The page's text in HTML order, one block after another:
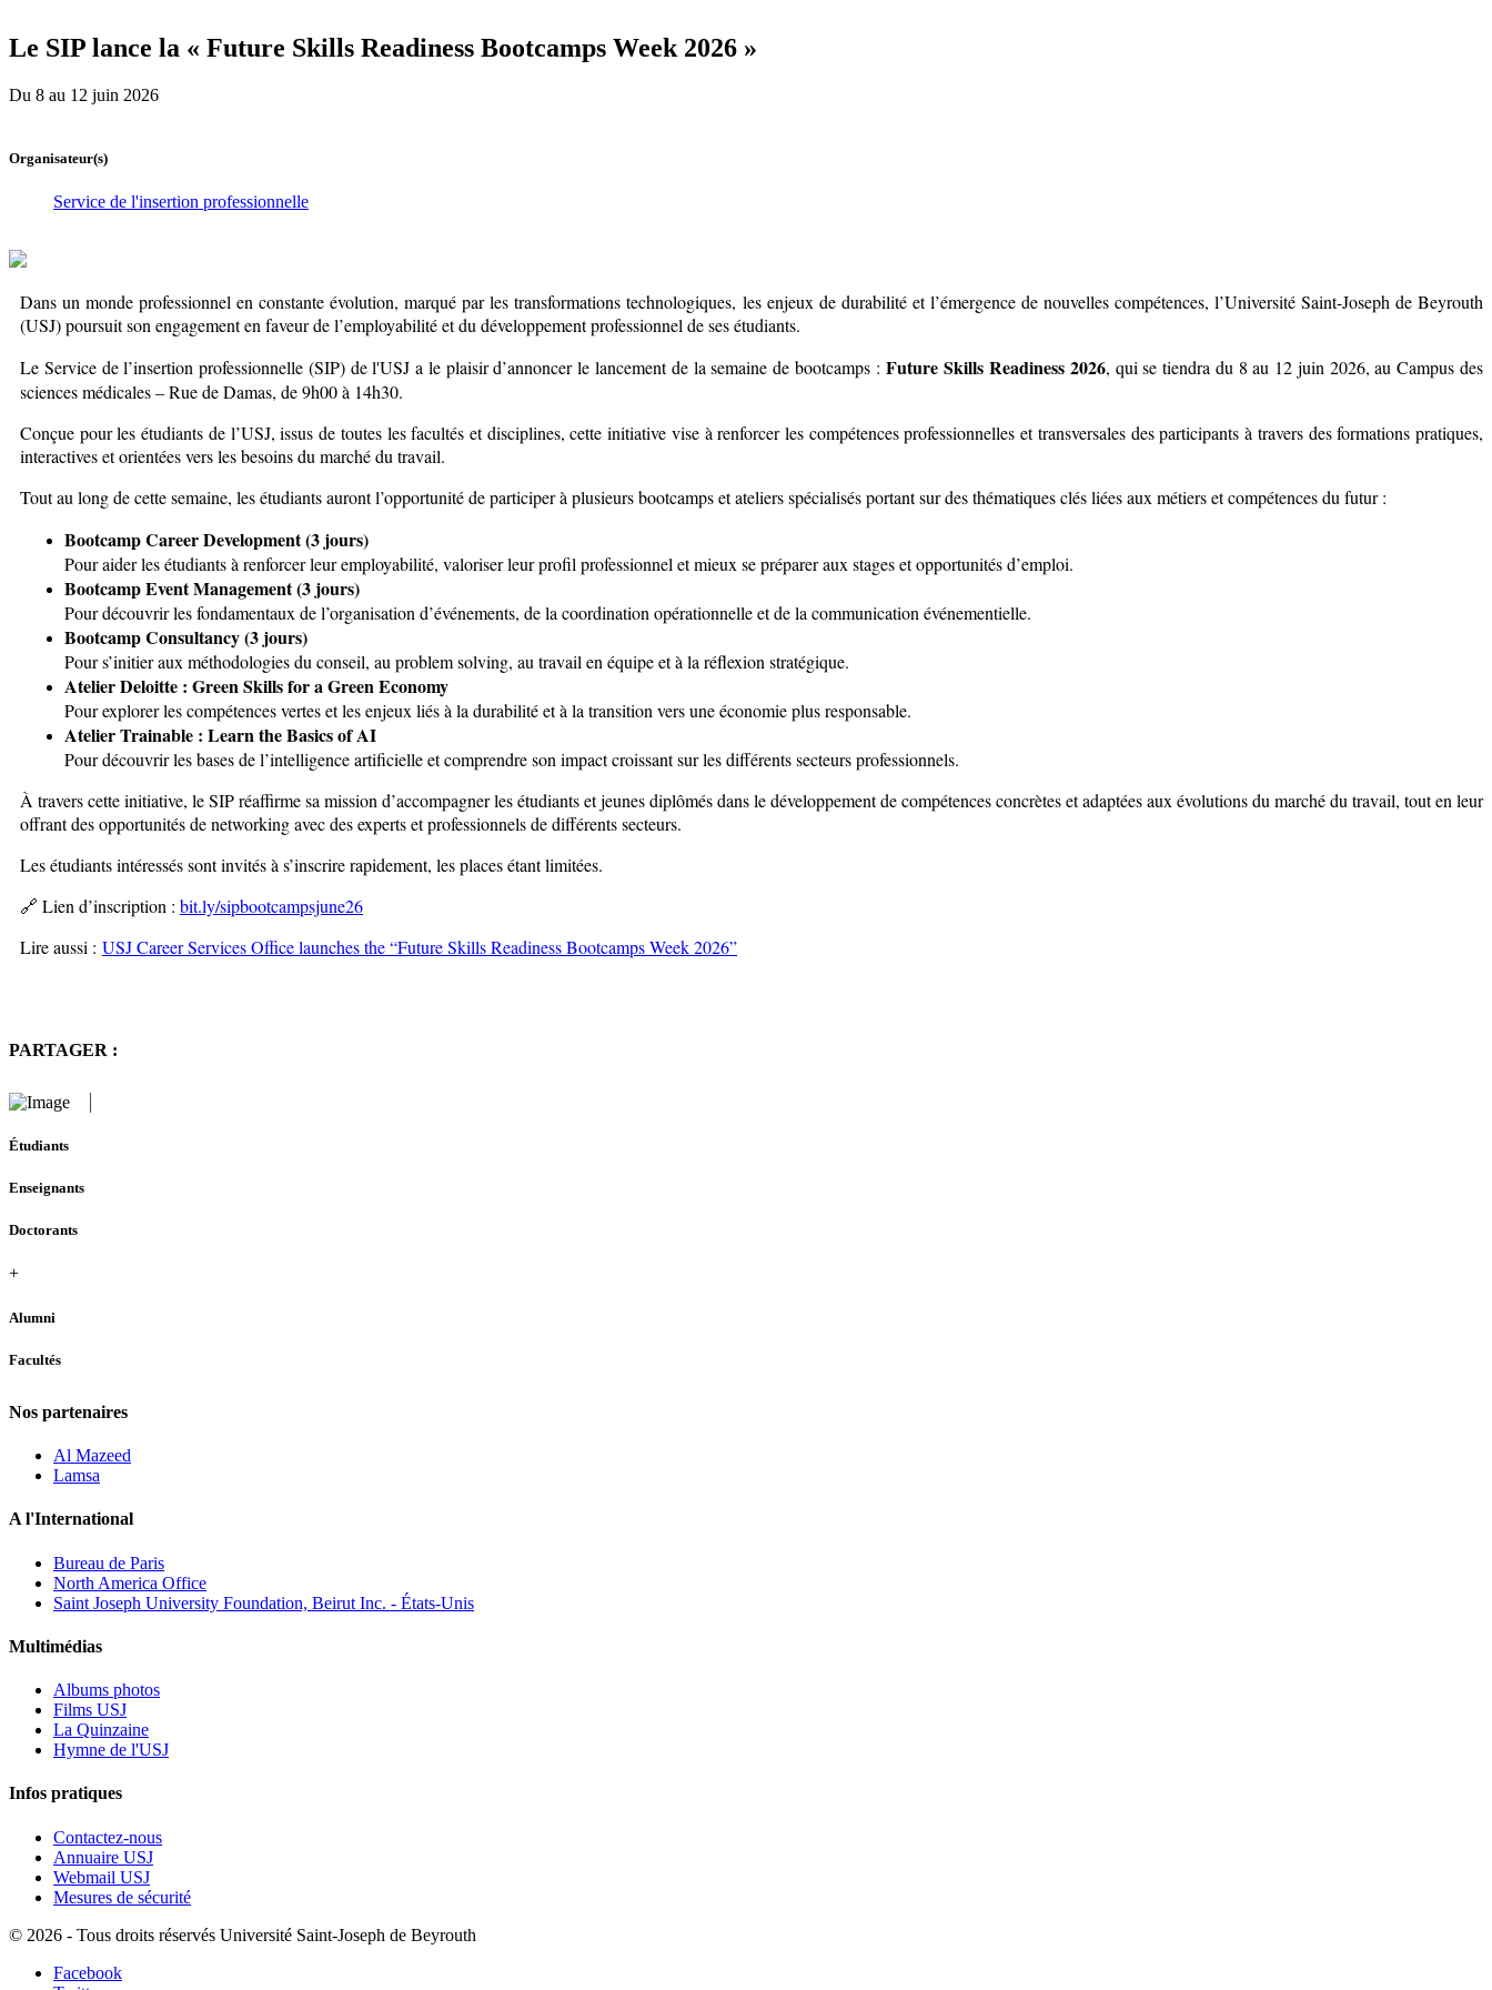
Le SIP lance la « Future Skills Readiness Bootcamps Week 2026 »
Du 8 au 12 juin 2026
Organisateur(s)
Service de l'insertion professionnelle
Dans un monde professionnel en constante évolution, marqué par les transformations technologiques, les enjeux de durabilité et l’émergence de nouvelles compétences, l’Université Saint-Joseph de Beyrouth
(USJ) poursuit son engagement en faveur de l’employabilité et du développement professionnel de ses étudiants.
Le Service de l’insertion professionnelle (SIP) de l'USJ a le plaisir d’annoncer le lancement de la semaine de bootcamps :Future Skills Readiness 2026, qui se tiendra du 8 au 12 juin 2026, au Campus des
sciences médicales – Rue de Damas, de 9h00 à 14h30.
Conçue pour les étudiants de l’USJ, issus de toutes les facultés et disciplines, cette initiative vise à renforcer les compétences professionnelles et transversales des participants à travers des formations pratiques,
interactives et orientées vers les besoins du marché du travail.
Tout au long de cette semaine, les étudiants auront l’opportunité de participer à plusieurs bootcamps et ateliers spécialisés portant sur des thématiques clés liées aux métiers et compétences du futur :
Bootcamp Career Development (3 jours)
Pour aider les étudiants à renforcer leur employabilité, valoriser leur profil professionnel et mieux se préparer aux stages et opportunités d’emploi.
Bootcamp Event Management (3 jours)
Pour découvrir les fondamentaux de l’organisation d’événements, de la coordination opérationnelle et de la communication événementielle.
Bootcamp Consultancy (3 jours)
Pour s’initier aux méthodologies du conseil, au problem solving, au travail en équipe et à la réflexion stratégique.
Atelier Deloitte : Green Skills for a Green Economy
Pour explorer les compétences vertes et les enjeux liés à la durabilité et à la transition vers une économie plus responsable.
Atelier Trainable : Learn the Basics of AI
Pour découvrir les bases de l’intelligence artificielle et comprendre son impact croissant sur les différents secteurs professionnels.
À travers cette initiative, le SIP réaffirme sa mission d’accompagner les étudiants et jeunes diplômés dans le développement de compétences concrètes et adaptées aux évolutions du marché du travail, tout en leur
offrant des opportunités de networking avec des experts et professionnels de différents secteurs.
Les étudiants intéressés sont invités à s’inscrire rapidement, les places étant limitées.
🔗 Lien d’inscription : bit.ly/sipbootcampsjune26
Lire aussi : USJ Career Services Office launches the “Future Skills Readiness Bootcamps Week 2026”
PARTAGER :
Étudiants
Enseignants
Doctorants
+
Alumni
Facultés
Nos partenaires
Al Mazeed
Lamsa
A l'International
Bureau de Paris
North America Office
Saint Joseph University Foundation, Beirut Inc. - États-Unis
Multimédias
Albums photos
Films USJ
La Quinzaine
Hymne de l'USJ
Infos pratiques
Contactez-nous
Annuaire USJ
Webmail USJ
Mesures de sécurité
© 2026 - Tous droits réservés Université Saint-Joseph de Beyrouth
Facebook